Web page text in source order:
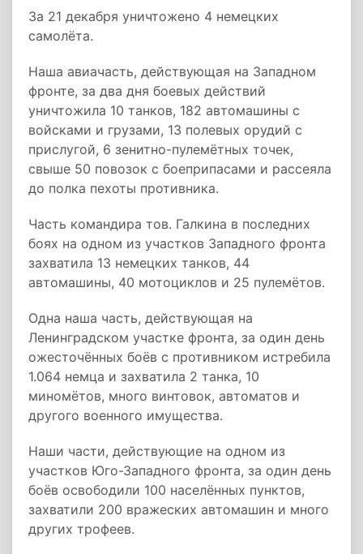
За 21 декабря уничтожено 4 немецких
самолёта.
Наша авиачасть, действующая на Западном
фронте, за два дня боевых действий
уничтожила 10 танков, 182 автомашины с
войсками и грузами, 13 полевых орудий с
прислугой, 6 зенитно-пулемётных точек,
свыше 50 повозок с боеприпасами и рассеяла
до полка пехоты противника.
Часть командира тов. Галкина в последних
боях на одном из участков Западного фронта
захватила 13 немецких танков, 44
автомашины, 40 мотоциклов и 25 пулемётов.
Одна наша часть, действующая на
Ленинградском участке фронта, за один день
ожесточённых боёв с противником истребила
1.064 немца и захватила 2 танка, 10
миномётов, много винтовок, автоматов и
другого военного имущества.
Наши части, действующие на одном из
участков Юго-Западного фронта, за один день
боёв освободили 100 населённых пунктов,
захватили 200 вражеских автомашин и много
других трофеев.